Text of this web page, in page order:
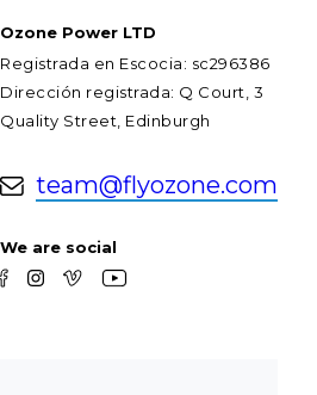
Ozone Power LTD
Registrada en Escocia: sc296386
Dirección registrada: Q Court, 3
Quality Street, Edinburgh
team@flyozone.com
We are social